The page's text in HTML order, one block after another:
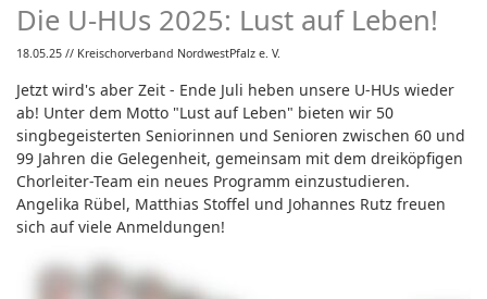
Die U-HUs 2025: Lust auf Leben!
18.05.25 // Kreischorverband NordwestPfalz e. V.
Jetzt wird's aber Zeit - Ende Juli heben unsere U-HUs wieder
ab! Unter dem Motto "Lust auf Leben" bieten wir 50
singbegeisterten Seniorinnen und Senioren zwischen 60 und
99 Jahren die Gelegenheit, gemeinsam mit dem dreiköpfigen
Chorleiter-Team ein neues Programm einzustudieren.
Angelika Rübel, Matthias Stoffel und Johannes Rutz freuen
sich auf viele Anmeldungen!